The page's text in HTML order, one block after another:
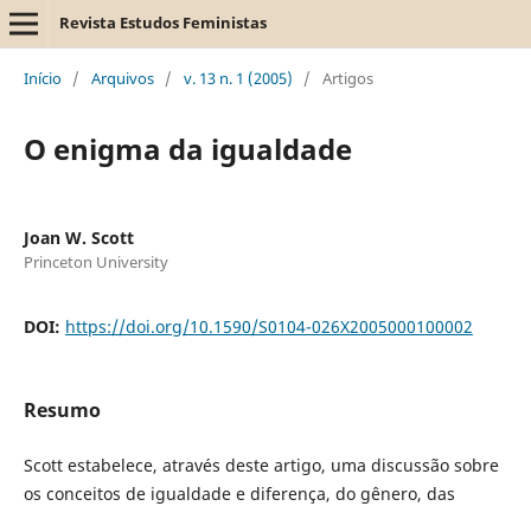
Revista Estudos Feministas
Início / Arquivos / v. 13 n. 1 (2005) / Artigos
O enigma da igualdade
Joan W. Scott
Princeton University
DOI: https://doi.org/10.1590/S0104-026X2005000100002
Resumo
Scott estabelece, através deste artigo, uma discussão sobre
os conceitos de igualdade e diferença, do gênero, das